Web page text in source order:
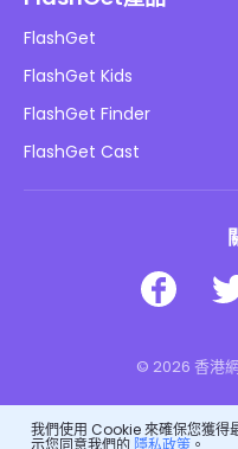
隱私政策
廣告政策
不要出售我的資訊
兒童在線安全
下載
FlashGet
FlashGet Kids
FlashGet Finder
FlashGet Cast
© 2026 香港
我們使用 Cookie 來確保您獲得
示您同意我們的 隱私政策。